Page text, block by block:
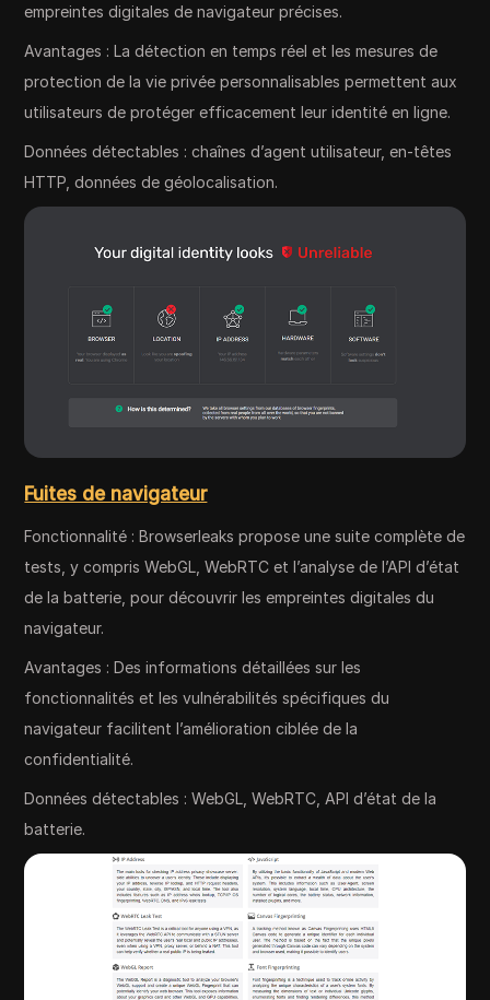
empreintes digitales de navigateur précises.
Avantages : La détection en temps réel et les mesures de
protection de la vie privée personnalisables permettent aux
utilisateurs de protéger efficacement leur identité en ligne.
Données détectables : chaînes d’agent utilisateur, en-têtes
HTTP, données de géolocalisation.
Fuites de navigateur
Fonctionnalité : Browserleaks propose une suite complète de
tests, y compris WebGL, WebRTC et l’analyse de l’API d’état
de la batterie, pour découvrir les empreintes digitales du
navigateur.
Avantages : Des informations détaillées sur les
fonctionnalités et les vulnérabilités spécifiques du
navigateur facilitent l’amélioration ciblée de la
confidentialité.
Données détectables : WebGL, WebRTC, API d’état de la
batterie.